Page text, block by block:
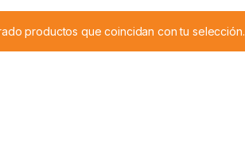
productos que coincidan con tu selección.